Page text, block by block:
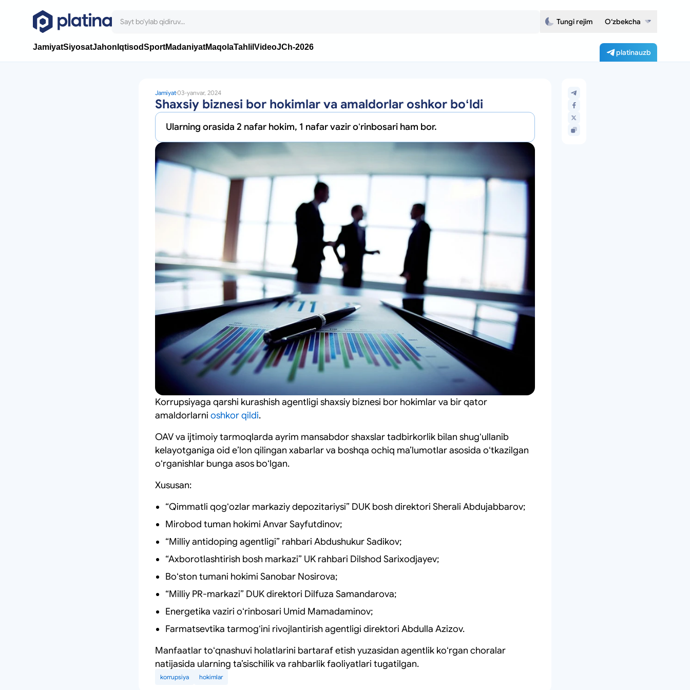
Tungi rejim O‘zbekcha
JamiyatSiyosatJahon IqtisodSportMadaniyatMaqolaTahlil VideoJCh-2026
platinauzb
Jamiyat03-yanvar, 2024
Shaxsiy biznesi bor hokimlar va amaldorlar oshkor boʻldi
Ularning orasida 2 nafar hokim, 1 nafar vazir oʻrinbosari ham bor.
Korrupsiyaga qarshi kurashish agentligi shaxsiy biznesi bor hokimlar va bir qator
amaldorlarni oshkor qildi.
OAV va ijtimoiy tarmoqlarda ayrim mansabdor shaxslar tadbirkorlik bilan shugʻullanib
kelayotganiga oid eʼlon qilingan xabarlar va boshqa ochiq maʼlumotlar asosida oʻtkazilgan
oʻrganishlar bunga asos boʻlgan.
Xususan:
“Qimmatli qogʻozlar markaziy depozitariysi” DUK bosh direktori Sherali Abdujabbarov;
Mirobod tuman hokimi Anvar Sayfutdinov;
“Milliy antidoping agentligi” rahbari Abdushukur Sadikov;
“Axborotlashtirish bosh markazi” UK rahbari Dilshod Sarixodjayev;
Boʻston tumani hokimi Sanobar Nosirova;
“Milliy PR-markazi” DUK direktori Dilfuza Samandarova;
Energetika vaziri oʻrinbosari Umid Mamadaminov;
Farmatsevtika tarmogʻini rivojlantirish agentligi direktori Abdulla Azizov.
Manfaatlar toʻqnashuvi holatlarini bartaraf etish yuzasidan agentlik koʻrgan choralar
natijasida ularning taʼsischilik va rahbarlik faoliyatlari tugatilgan.
korrupsiya hokimlar